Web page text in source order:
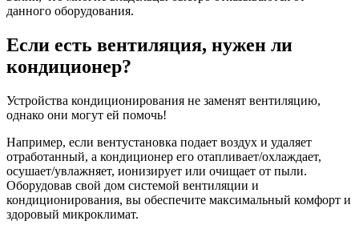
данного оборудования.
Если есть вентиляция, нужен ли
кондиционер?
Устройства кондиционирования не заменят вентиляцию,
однако они могут ей помочь!
Например, если вентустановка подает воздух и удаляет
отработанный, а кондиционер его отапливает/охлаждает,
осушает/увлажняет, ионизирует или очищает от пыли.
Оборудовав свой дом системой вентиляции и
кондиционирования, вы обеспечите максимальный комфорт и
здоровый микроклимат.